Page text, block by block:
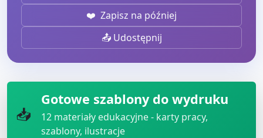
❤️ Zapisz na później
📤 Udostępnij
📥
Gotowe szablony do wydruku
12 materiały edukacyjne - karty pracy,
szablony, ilustracje